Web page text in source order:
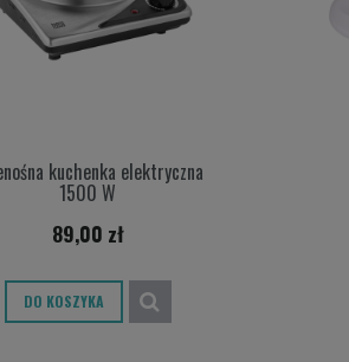
kuchenka elektryczna
1500 W
89,00 zł
DO KOSZYKA